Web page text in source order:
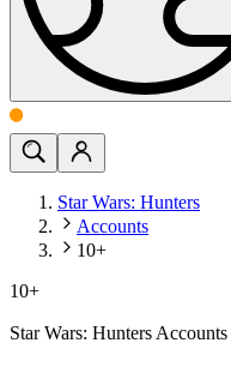
Star Wars: Hunters
Accounts
10+
10+
Star Wars: Hunters Accounts